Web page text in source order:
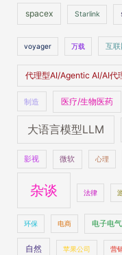
spacex Starlink
voyager 万载 互联
代理型AI/Agentic AI/AI代
制造 医疗/生物医药
大语言模型LLM
影视 微软 心理
杂谈 法律
环保 电商 电子电气
自然 苹果公司 营